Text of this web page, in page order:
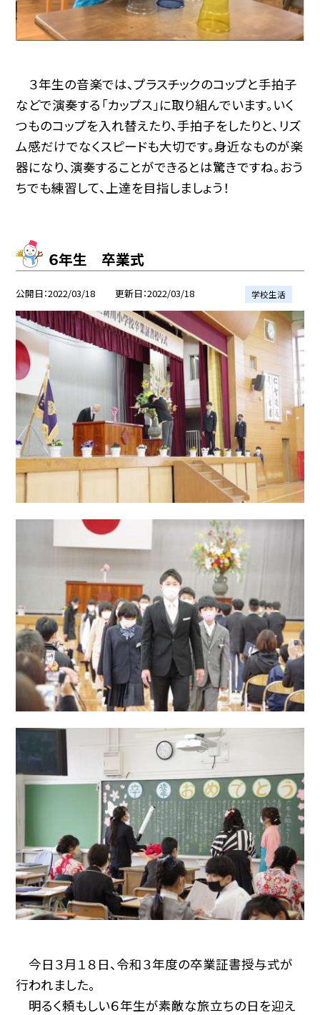
３年生の音楽では、プラスチックのコップと手拍子
などで演奏する「カップス」に取り組んでいます。いく
つものコップを入れ替えたり、手拍子をしたりと、リズ
ム感だけでなくスピードも大切です。身近なものが楽
器になり、演奏することができるとは驚きですね。おう
ちでも練習して、上達を目指しましょう！
６年生 卒業式
公開日 2022/03/18 更新日 2022/03/18 学校生活
今日３月１８日、令和３年度の卒業証書授与式が
行われました。
明るく頼もしい６年生が素敵な旅立ちの日を迎え